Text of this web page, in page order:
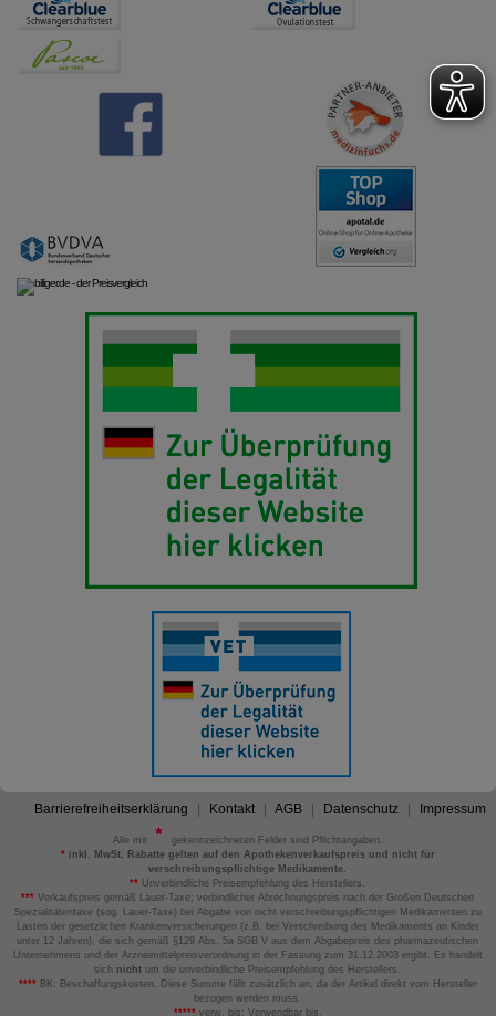
Barrierefreiheitserklärung Kontakt AGB Datenschutz Impressum
Alle mit
gekennzeichneten Felder sind Pflichtangaben.
*inkl. MwSt. Rabatte gelten auf den Apothekenverkaufspreis und nicht für
verschreibungspflichtige Medikamente.
** Unverbindliche Preisempfehlung des Herstellers.
*** Verkaufspreis gemäß Lauer-Taxe; verbindlicher Abrechnungspreis nach der Großen Deutschen
Spezialitätentaxe (sog. Lauer-Taxe) bei Abgabe von nicht verschreibungspflichtigen Medikamenten zu
Lasten der gesetzlichen Krankenversicherungen (z.B. bei Verschreibung des Medikaments an Kinder
unter 12 Jahren), die sich gemäß §129 Abs. 5a SGB V aus dem Abgabepreis des pharmazeutischen
Unternehmens und der Arzneimittelpreisverordnung in der Fassung zum 31.12.2003 ergibt. Es handelt
sich nicht um die unverbindliche Preisempfehlung des Herstellers.
****BK: Beschaffungskosten. Diese Summe fällt zusätzlich an, da der Artikel direkt vom Hersteller
bezogen werden muss.
*****verw. bis: Verwendbar bis.